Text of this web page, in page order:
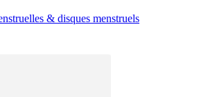
& disques menstruels